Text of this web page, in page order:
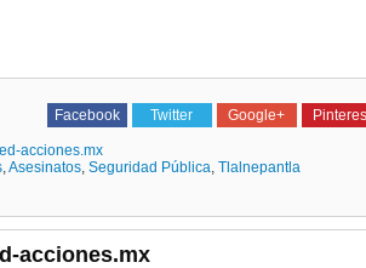
Facebook Twitter Google+
acciones.mx
,Asesinatos, Seguridad Pública, Tlalnepantla
acciones.mx